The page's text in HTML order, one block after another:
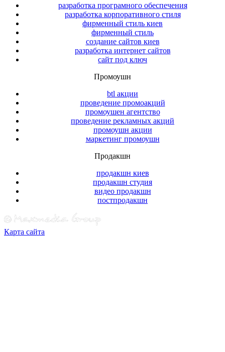
разработка програмного обеспечения
разработка корпоративного стиля
фирменный стиль киев
фирменный стиль
создание сайтов киев
разработка интернет сайтов
сайт под ключ
Промоушн
btl акции
проведение промоакций
промоушен агентство
проведение рекламных акций
промоушн акции
маркетинг промоушн
Продакшн
продакшн киев
продакшн студия
видео продакшн
постпродакшн
Карта сайта